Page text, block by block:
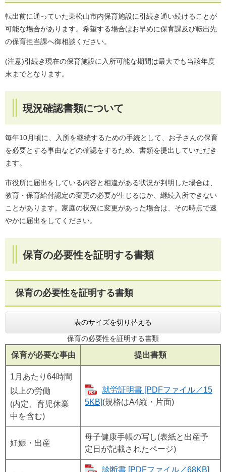
転出前に通っていた東松山市内保育施設に引続き通い続けることが
可能な場合があります。希望する場合はお早めに保育課及び転出先
の保育担当課へ御相談ください。
(注意)引続き現在の保育施設に入所可能な期間は最大でも当該年度
末までとなります。
現況確認書類について
毎年10月頃に、入所を継続するための手続として、お子さんの保育
を必要とする事由などの確認をするため、書類を提出していただき
ます。
市役所に届出をしている内容と相違がある状況が判明した場合は、
教育・保育給付認定の変更の必要が生じるほか、継続入所できない
ことがあります。家庭の状況に変更があった場合は、その時点で速
やかに届出をしてください。
保育の必要性を証明する書類
保育の必要性を証明する書類
表のサイズを切り替える
保育の必要性を証明する書類
保育が必要な事由 提出書類
1月あたり64時間
以上の労働
(内定、育児休業
中を含む)
就労証明書 [PDFファイル／15
5KB](規格はA4縦・片面)
妊娠・出産
母子健康手帳の写し(表紙と出産予
定日が記載されたページ)
診断書 [PDFファイル／68KB]